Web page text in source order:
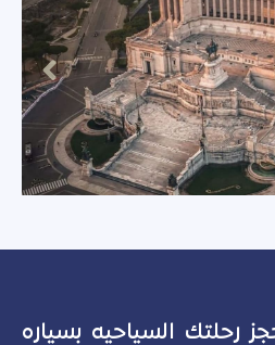
رحلتك السياحيه بسياره